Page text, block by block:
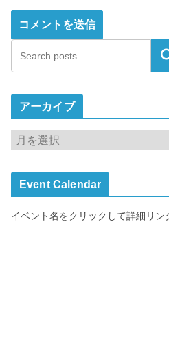
検
アーカイブ
ア
ー
カ
Event Calendar
イベント名をクリックして詳細リン